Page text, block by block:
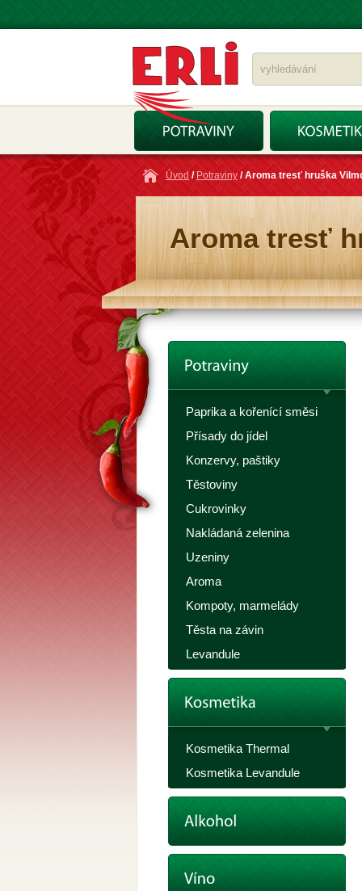
Úvod / Potraviny / Aroma tresť hruška
Aroma tresť
Paprika a kořenící směsi
Přísady do jídel
Konzervy, paštiky
Těstoviny
Cukrovinky
Nakládaná zelenina
Uzeniny
Aroma
Kompoty, marmelády
Těsta na závin
Levandule
Kosmetika Thermal
Kosmetika Levandule